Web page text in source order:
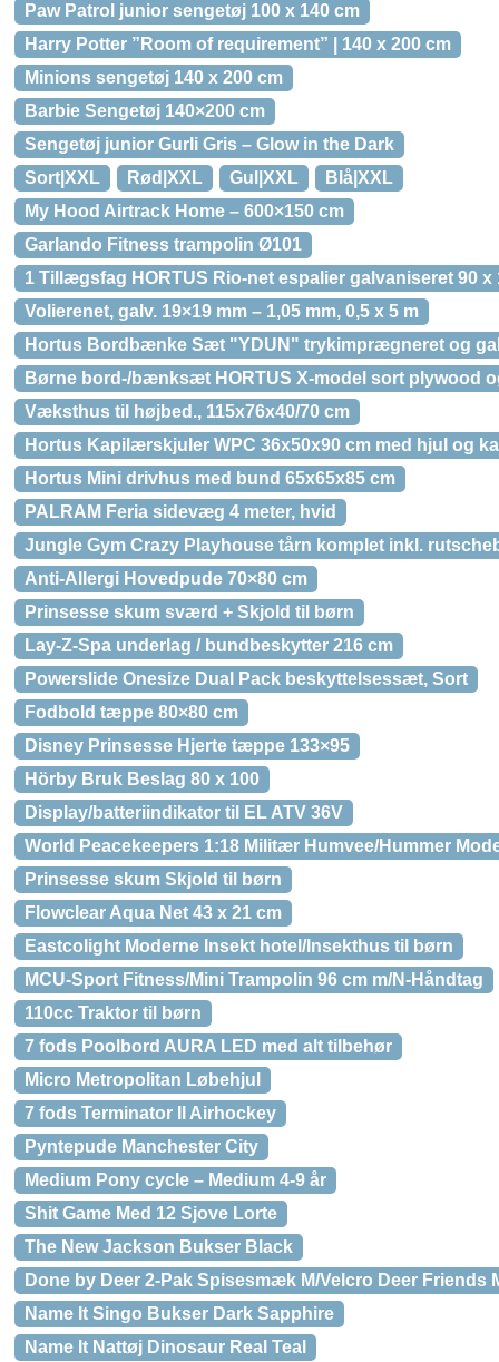
Paw Patrol junior sengetøj 100 x 140 cm
Harry Potter ”Room of requirement” | 140 x 200 cm
Minions sengetøj 140 x 200 cm
Barbie Sengetøj 140×200 cm
Sengetøj junior Gurli Gris – Glow in the Dark
Sort|XXL
Rød|XXL Gul|XXL
Blå|XXL
My Hood Airtrack Home – 600×150 cm
Garlando Fitness trampolin Ø101
1 Tillægsfag HORTUS Rio-net espalier galvaniseret 90
Volierenet, galv. 19×19 mm – 1,05 mm, 0,5 x 5 m
Hortus Bordbænke Sæt "YDUN" trykimprægneret og
Børne bord-/bænksæt HORTUS X-model sort plywood
Væksthus til højbed., 115x76x40/70 cm
Hortus Kapilærskjuler WPC 36x50x90 cm med hjul og
Hortus Mini drivhus med bund 65x65x85 cm
PALRAM Feria sidevæg 4 meter, hvid
Jungle Gym Crazy Playhouse tårn komplet inkl.
Anti-Allergi Hovedpude 70×80 cm
Prinsesse skum sværd + Skjold til børn
Lay-Z-Spa underlag / bundbeskytter 216 cm
Powerslide Onesize Dual Pack beskyttelsessæt, Sort
Fodbold tæppe 80×80 cm
Disney Prinsesse Hjerte tæppe 133×95
Hörby Bruk Beslag 80 x 100
Display/batteriindikator til EL ATV 36V
World Peacekeepers 1:18 Militær Humvee/Hummer
Prinsesse skum Skjold til børn
Flowclear Aqua Net 43 x 21 cm
Eastcolight Moderne Insekt hotel/Insekthus til børn
MCU-Sport Fitness/Mini Trampolin 96 cm m/N-Håndtag
110cc Traktor til børn
7 fods Poolbord AURA LED med alt tilbehør
Micro Metropolitan Løbehjul
7 fods Terminator II Airhockey
Pyntepude Manchester City
Medium Pony cycle – Medium 4-9 år
Shit Game Med 12 Sjove Lorte
The New Jackson Bukser Black
Done by Deer 2-Pak Spisesmæk M/Velcro Deer Friends
Name It Singo Bukser Dark Sapphire
Name It Nattøj Dinosaur Real Teal